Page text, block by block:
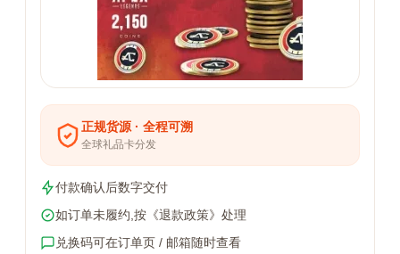
正规货源 · 全程可溯
全球礼品卡分发
付款确认后数字交付
如订单未履约,按《退款政策》处理
兑换码可在订单页 / 邮箱随时查看